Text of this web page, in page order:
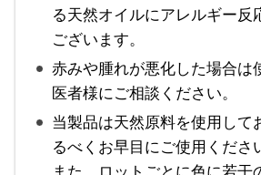
る天然オイルにアレルギー反
ございます。
赤みや腫れが悪化した場合は
医者様にご相談ください。
当製品は天然原料を使用して
るべくお早目にご使用くださ